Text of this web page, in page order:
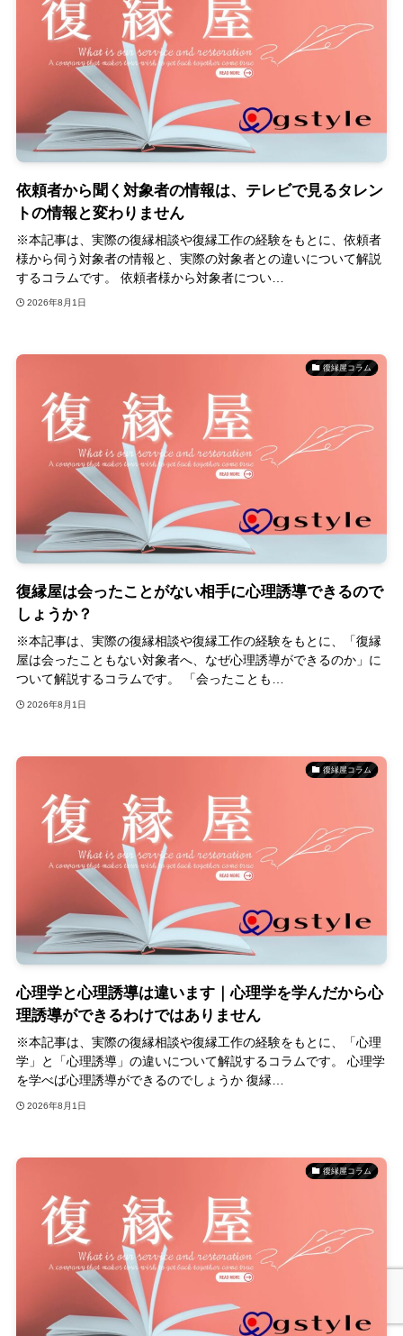
依頼者から聞く対象者の情報は、テレビで見るタレン
トの情報と変わりません
※本記事は、実際の復縁相談や復縁工作の経験をもとに、依頼者
様から伺う対象者の情報と、実際の対象者との違いについて解説
するコラムです。 依頼者様から対象者につい…
2026年8月1日
復縁屋コラム
復縁屋は会ったことがない相手に心理誘導できるので
しょうか？
※本記事は、実際の復縁相談や復縁工作の経験をもとに、「復縁
屋は会ったこともない対象者へ、なぜ心理誘導ができるのか」に
ついて解説するコラムです。 「会ったことも…
2026年8月1日
復縁屋コラム
心理学と心理誘導は違います｜心理学を学んだから心
理誘導ができるわけではありません
※本記事は、実際の復縁相談や復縁工作の経験をもとに、「心理
学」と「心理誘導」の違いについて解説するコラムです。 心理学
を学べば心理誘導ができるのでしょうか 復縁…
2026年8月1日
復縁屋コラム